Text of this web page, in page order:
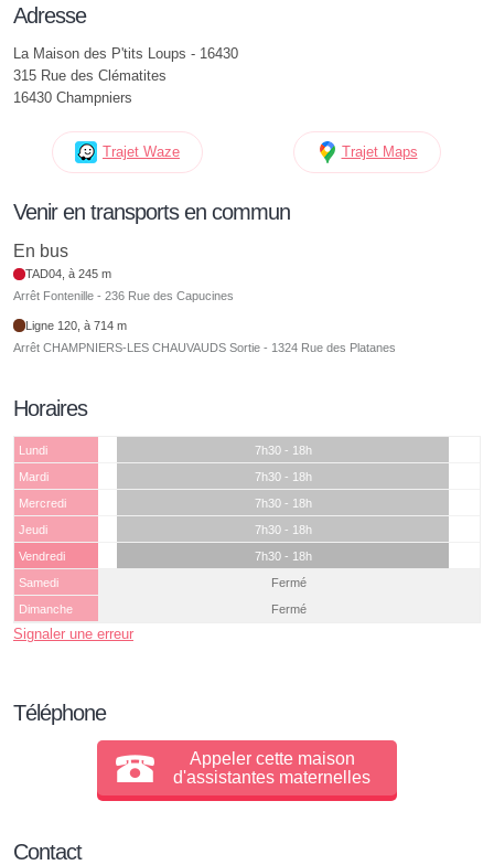
Adresse
La Maison des P'tits Loups - 16430
315 Rue des Clématites
16430 Champniers
Trajet Waze Trajet Maps
Venir en transports en commun
En bus
TAD04, à 245 m
Arrêt Fontenille - 236 Rue des Capucines
Ligne 120, à 714 m
Arrêt CHAMPNIERS-LES CHAUVAUDS Sortie - 1324 Rue des Platanes
Horaires
Lundi
7h30 - 18h
Mardi
7h30 - 18h
Mercredi
7h30 - 18h
Jeudi
7h30 - 18h
Vendredi
7h30 - 18h
Samedi
Fermé
Dimanche
Fermé
Signaler une erreur
Téléphone
Appeler cette maison
d'assistantes maternelles
Contact